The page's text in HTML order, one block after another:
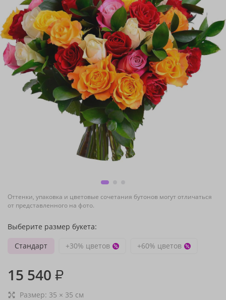
Оттенки, упаковка и цветовые сочетания бутонов могут отличаться
от представленного на фото.
Выберите размер букета:
Стандарт
+30% цветов +60% цветов
15 540 ₽
Размер: 35 × 35 см